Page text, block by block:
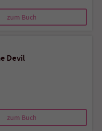
zum Buch
Devil
zum Buch